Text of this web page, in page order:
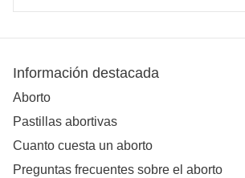
Información destacada
Aborto
Pastillas abortivas
Cuanto cuesta un aborto
Preguntas frecuentes sobre el aborto